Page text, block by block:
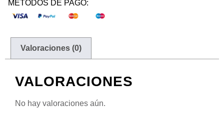
METODOS DE PAGO:
Valoraciones (0)
VALORACIONES
No hay valoraciones aún.